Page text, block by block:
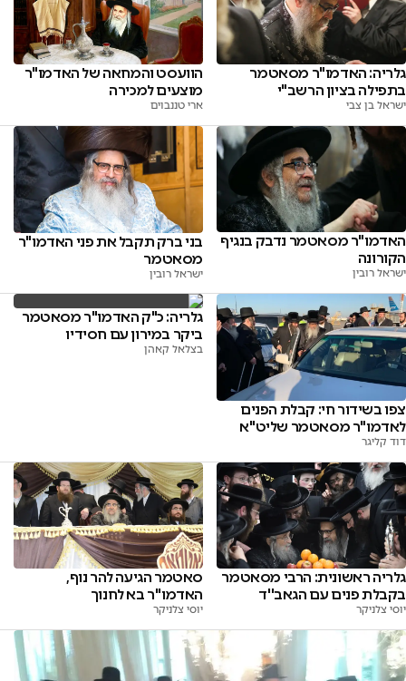
גלריה: האדמו"ר מסאטמר
בתפילה בציון הרשב"י
ישראל בן צבי
הוועסט והמחאה של האדמו"ר
מוצעים למכירה
ארי טננבוים
האדמו"ר מסאטמר נדבק בנגיף
הקורונה
ישראל רובין
בני ברק תקבל את פני האדמו"ר
מסאטמר
ישראל רובין
צפו בשידור חי: קבלת הפנים
לאדמו"ר מסאטמר שליט"א
דוד קליגר
גלריה: כ"ק האדמו"ר מסאטמר
ביקר במירון עם חסידיו
בצלאל קאהן
גלריה ראשונית: הרבי מסאטמר
בקבלת פנים עם הגאב''ד
יוסי צלניקר
סאטמר הגיעה להר נוף,
האדמו''ר בא לחנוך
יוסי צלניקר